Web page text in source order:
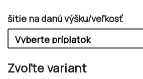
šitie na danú výšku/veľkosť
Zvoľte variant